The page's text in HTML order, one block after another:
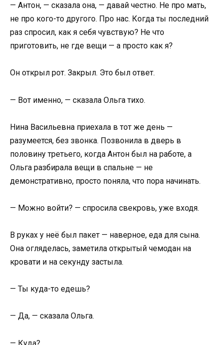
— Антон, — сказала она, — давай честно. Не про мать,
не про кого-то другого. Про нас. Когда ты последний
раз спросил, как я себя чувствую? Не что
приготовить, не где вещи — а просто как я?
Он открыл рот. Закрыл. Это был ответ.
— Вот именно, — сказала Ольга тихо.
Нина Васильевна приехала в тот же день —
разумеется, без звонка. Позвонила в дверь в
половину третьего, когда Антон был на работе, а
Ольга разбирала вещи в спальне — не
демонстративно, просто поняла, что пора начинать.
— Можно войти? — спросила свекровь, уже входя.
В руках у неё был пакет — наверное, еда для сына.
Она огляделась, заметила открытый чемодан на
кровати и на секунду застыла.
— Ты куда-то едешь?
— Да, — сказала Ольга.
— Куда?